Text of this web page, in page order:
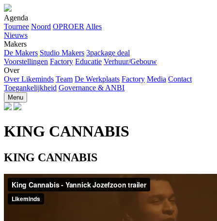
Agenda
Tournee Noord OPROER Alles
Nieuws
Makers
De Makers Studio Makers 3package deal
Voorstellingen Factory Educatie Verhuur/Gebouw
Over
Over Likeminds Team De Werkplaats Factory Media Contact
Toegankelijkheid Governance & ANBI
Menu
KING CANNABIS
KING CANNABIS